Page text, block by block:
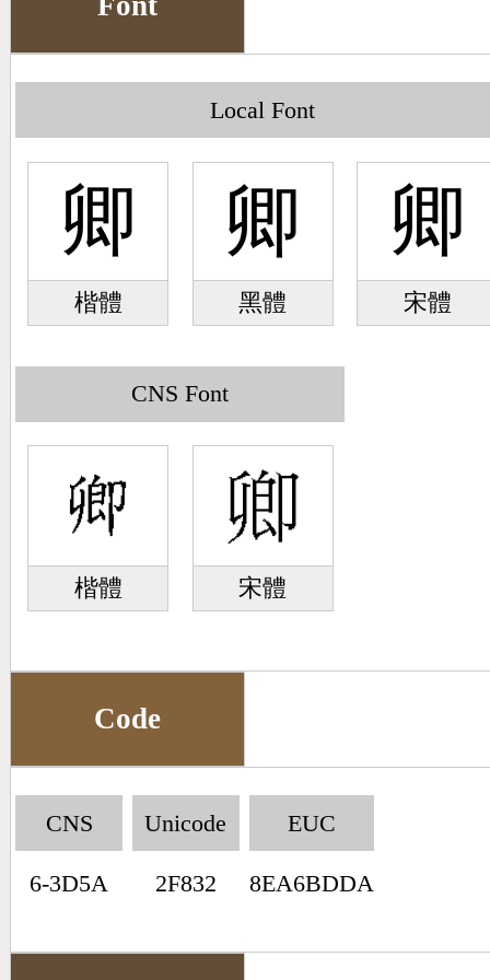
Pinyin Word Index
Local Font
卿
楷體
卿
黑體
卿
宋體
CNS Font
楷體 宋體
Code
CNS
6-3D5A
Unicode
2F832
EUC
8EA6BDDA